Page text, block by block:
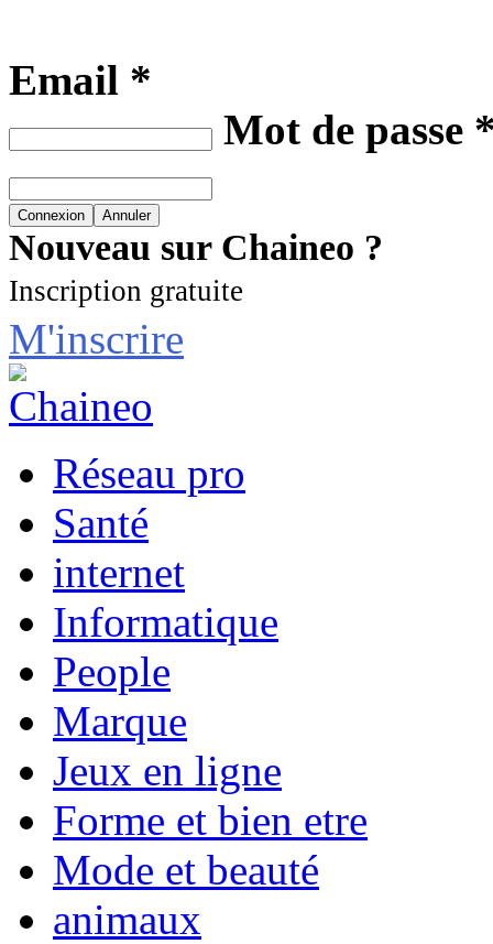
Email *
Mot de passe
Nouveau sur Chaineo ?
Inscription gratuite
M'inscrire
Réseau pro
Santé
internet
Informatique
People
Marque
Jeux en ligne
Forme et bien etre
Mode et beauté
animaux